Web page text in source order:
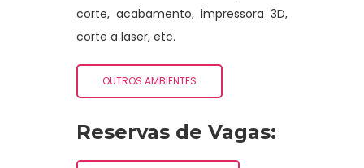
corte, acabamento, impressora 3D,
corte a laser, etc.
OUTROS AMBIENTES
Reservas de Vagas: